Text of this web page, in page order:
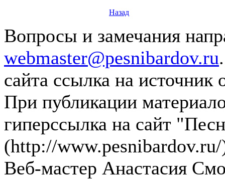
Назад
Вопросы и замечания
webmaster@pesnibardov.ru
сайта ссылка на источник
При публикации
гиперссылка на сайт
(http://
Веб-мастер Анастасия